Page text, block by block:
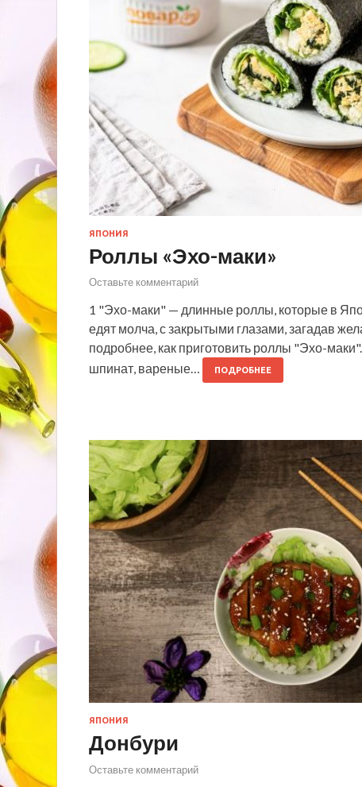
ЯПОНИЯ
Роллы «Эхо-маки»
Оставьте комментарий
1 "Эхо-маки" — длинные роллы, которые в
едят молча, с закрытыми глазами, загадав
подробнее, как приготовить роллы "Эхо-
шпинат, вареные…
ПОДРОБНЕЕ
ЯПОНИЯ
Донбури
Оставьте комментарий